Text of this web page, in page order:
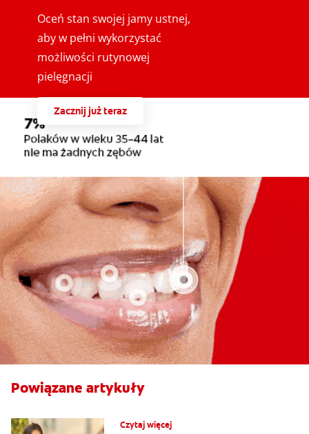
Oceń stan swojej jamy ustnej,
aby w pełni wykorzystać
możliwości rutynowej
pielęgnacji
Zacznij już teraz
Powiązane artykuły
Czytaj więcej